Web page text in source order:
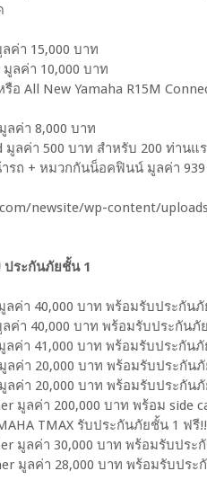
ค่า 15,000 บาท
มูลค่า 10,000 บาท
อ All New Yamaha R15M
ลค่า 8,000 บาท
มูลค่า 500 บาท สำหรับ 200 ท่านแ
รถ + หมวกกันน็อคฟินน์ มูลค่า
ประกันภัยชั้น 1
ลค่า 40,000 บาท พร้อมรับประกัน
ค่า 40,000 บาท พร้อมรับประกันภั
ลค่า 41,000 บาท พร้อมรับประกัน
ลค่า 20,000 บาท พร้อมรับประกัน
ลค่า 20,000 บาท พร้อมรับประกัน
มูลค่า 200,000 บาท พร้อม side
TMAX รับประกันภัยชั้น 1 ฟรี!!
มูลค่า 30,000 บาท พร้อมรับปร
มูลค่า 28,000 บาท พร้อมรับปร